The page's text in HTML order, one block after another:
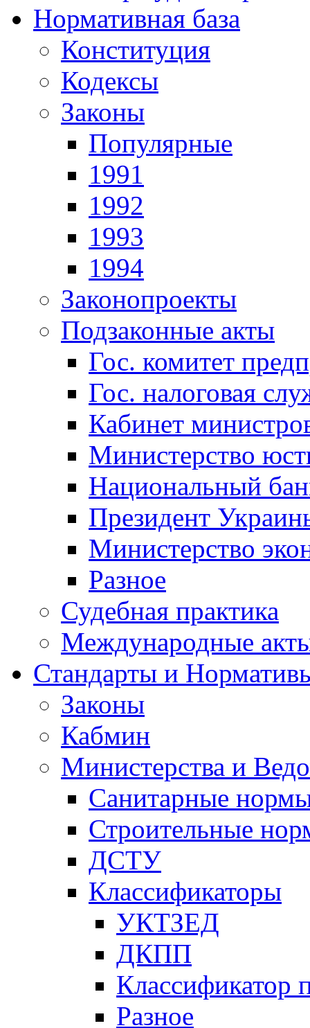
Нормативная база
Конституция
Кодексы
Законы
Популярные
1991
1992
1993
1994
Законопроекты
Подзаконные акты
Гос. комитет
Гос. налоговая
Кабинет
Министерство
Национальный
Президент
Министерство
Разное
Судебная практика
Международные
Стандарты и
Законы
Кабмин
Министерства и
Санитарные
Строительные
ДСТУ
Классификаторы
УКТЗЕД
ДКПП
Классификатор
Разное